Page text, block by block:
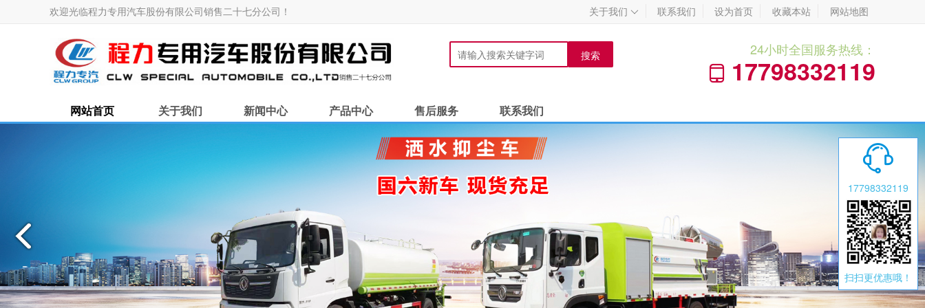
欢迎光临程力专用汽车股份有限公司销售二十七分公司！ 关于我们  联系我们 设为首页 收藏本站 网站地图
搜索
24小时全国服务热线：
 17798332119
网站首页 关于我们 新闻中心 产品中心 售后服务 联系我们

17798332119
扫扫更优惠哦！